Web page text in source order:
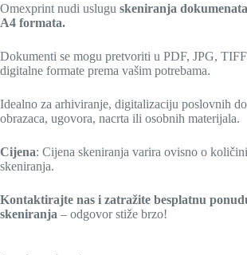
Omexprint nudi uslugu skeniranja
A4 formata.
Dokumenti se mogu pretvoriti u PDF, JPG,
digitalne formate prema vašim potrebama.
Idealno za arhiviranje, digitalizaciju poslovnih
obrazaca, ugovora, nacrta ili osobnih materijala.
Cijena: Cijena skeniranja varira ovisno o
skeniranja.
Kontaktirajte nas i zatražite besplatnu
skeniranja – odgovor stiže brzo!